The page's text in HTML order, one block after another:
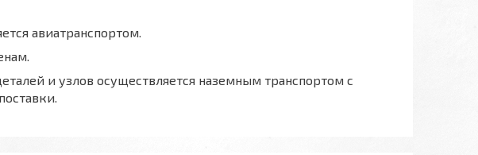
авиатранспортом.
и узлов осуществляется наземным транспортом с